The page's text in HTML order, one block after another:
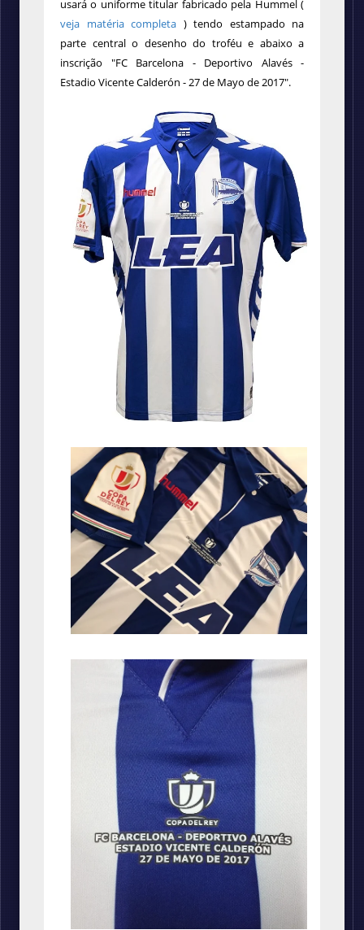
usará o uniforme titular fabricado pela Hummel (
veja matéria completa ) tendo estampado na
parte central o desenho do troféu e abaixo a
inscrição "FC Barcelona - Deportivo Alavés -
Estadio Vicente Calderón - 27 de Mayo de 2017".